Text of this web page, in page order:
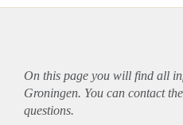
On this page you will find all
Groningen. You can contact
questions.